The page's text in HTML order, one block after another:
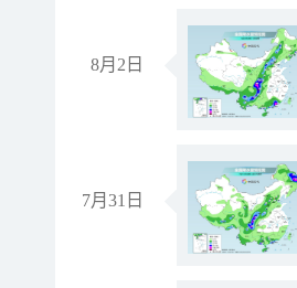
8月2日
7月31日